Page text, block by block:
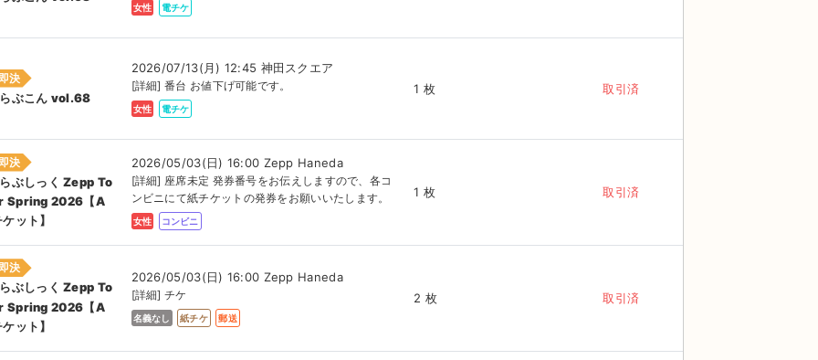
女性 電チケ
決
ぶこん vol.68
2026/07/13(月) 12:45 神田スクエア
[詳細] 番台 お値下げ可能です。
女性 電チケ
1 枚 取引済
決
ぶしっく Zepp To
Spring 2026【A
ット】
2026/05/03(日) 16:00 Zepp Haneda
[詳細] 座席未定 発券番号をお伝えしますので、各コ
ンビニにて紙チケットの発券をお願いいたします。
女性 コンビニ
1 枚 取引済
決
ぶしっく Zepp To
Spring 2026【A
ット】
2026/05/03(日) 16:00 Zepp Haneda
[詳細] チケ
名義なし 紙チケ 郵送
2 枚 取引済